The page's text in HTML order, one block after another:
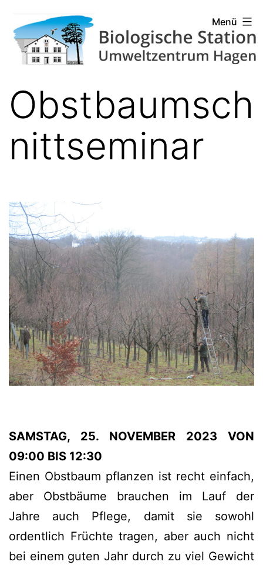
Inhalt
springen
Biologische
Station
Hagen
Menü
Obstbaumsch
nittseminar
SAMSTAG, 25. NOVEMBER 2023 VON
09:00 BIS 12:30
Einen Obstbaum pflanzen ist recht einfach,
aber Obstbäume brauchen im Lauf der
Jahre auch Pflege, damit sie sowohl
ordentlich Früchte tragen, aber auch nicht
bei einem guten Jahr durch zu viel Gewicht